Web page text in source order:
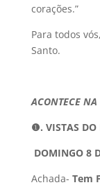
corações.”
Para todos
Santo.
ACONTECE
❶. VISTAS DO
DOMINGO 8
Achada- Tem